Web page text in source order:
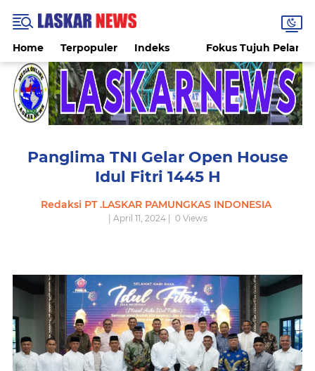
Home Terpopuler Indeks Fokus Tujuh
Panglima TNI Gelar Open House
Idul Fitri 1445 H
Redaksi PT .LASKAR PAMUNGKAS INDONESIA
| April 11, 2024 | 0Views